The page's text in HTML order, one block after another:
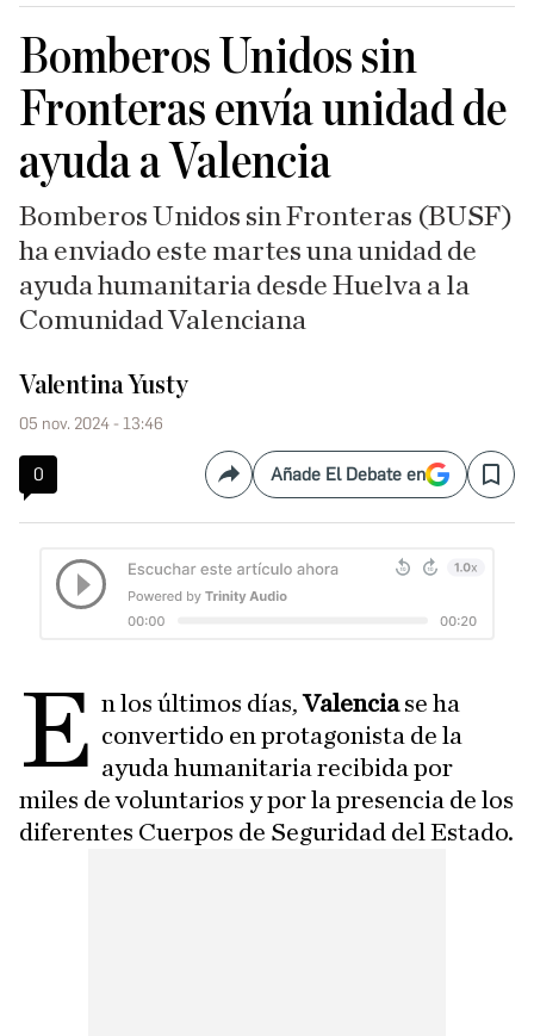
Bomberos Unidos sin
Fronteras envía unidad de
ayuda a Valencia
Bomberos Unidos sin Fronteras (BUSF)
ha enviado este martes una unidad de
ayuda humanitaria desde Huelva a la
Comunidad Valenciana
Valentina Yusty
05 nov. 2024 - 13:46
0 CompartirAñade El Debate en Save
E n los últimos días,Valenciase ha
convertido en protagonista de la
ayuda humanitaria recibida por
miles de voluntarios y por la presencia de los
diferentes Cuerpos de Seguridad del Estado.